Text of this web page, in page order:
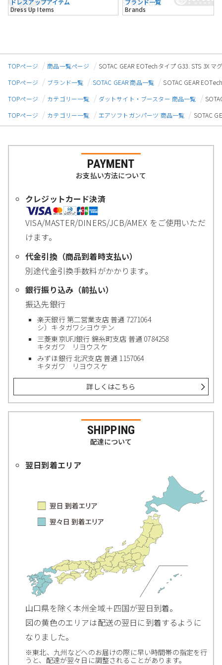
ドレスアップアイテム
Dress Up Items
ブランド一覧
Brands
TOPページ 商品一覧ページ
SOTAC GEAR EOTechタイプ G33. STS 3X
TOPページ
ブランド一覧 SOTAC GEAR 商品一覧
SOTAC GEAR
TOPページ
カテゴリー一覧 ダットサイト・ブースター 商品一覧
TOPページ
カテゴリー一覧 エアソフトガンパーツ 商品一覧 SOTAC
PAYMENT
お支払い方法について
クレジットカード決済
VISA/MASTER/DINERS/JCB/AMEX をご使用いただ
けます。
代金引換（商品到着時支払い）
別途代金引換手数料がかかります。
銀行振り込み（前払い）
振込先銀行
楽天銀行 第二営業支店 普通 7271064
シ）キタガワシヨウテン
三菱東京UFJ銀行 錦糸町支店 普通 0784258
キタガワ リヨウスケ
みずほ銀行 北沢支店 普通 1157064
キタガワ リヨウスケ
詳しくはこちら
SHIPPING
配達について
翌日到着エリア
山口県を除く本州全域＋四国が翌日到着。
図の黄色のエリアは配送の翌日に到着するように
なりました。
※東北、九州などへのお届けの際に早い時間帯の指定を行
うと、配達が翌々日に調整されることがあります。